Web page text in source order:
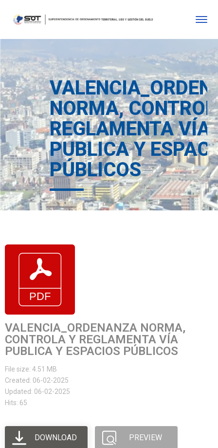
NORMA,
REGLAMENTA VÍA
PUBLICA Y
PÚBLICOS
VALENCIA_ORDENANZA NORMA,
CONTROLA Y REGLAMENTA VÍA
PUBLICA Y ESPACIOS PÚBLICOS
File size: 4.51 MB
Created: 06-02-2025
Updated: 06-02-2025
Hits: 65
DOWNLOAD PREVIEW